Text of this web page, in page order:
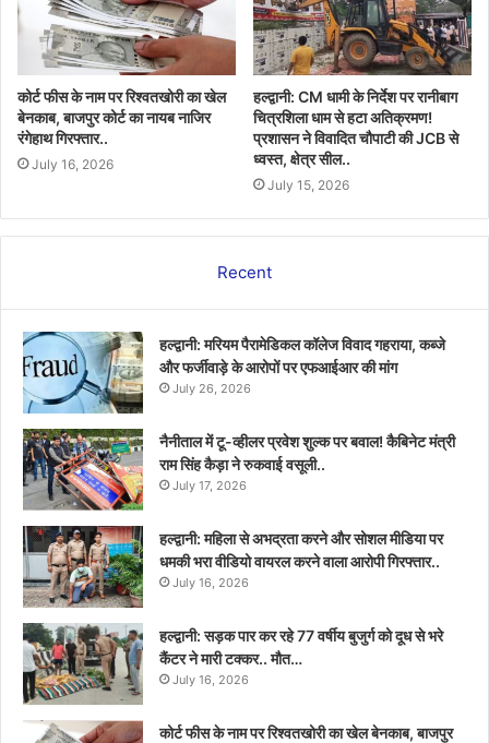
कोर्ट फीस के नाम पर रिश्वतखोरी का खेल
बेनकाब, बाजपुर कोर्ट का नायब नाजिर
रंगेहाथ गिरफ्तार..
July 16, 2026
हल्द्वानी: CM धामी के निर्देश पर रानीबाग
चित्रशिला धाम से हटा अतिक्रमण!
प्रशासन ने विवादित चौपाटी की JCB से
ध्वस्त, क्षेत्र सील..
July 15, 2026
Recent
हल्द्वानी: मरियम पैरामेडिकल कॉलेज विवाद गहराया, कब्जे
और फर्जीवाड़े के आरोपों पर एफआईआर की मांग
July 26, 2026
नैनीताल में टू-व्हीलर प्रवेश शुल्क पर बवाल! कैबिनेट मंत्री
राम सिंह कैड़ा ने रुकवाई वसूली..
July 17, 2026
हल्द्वानी: महिला से अभद्रता करने और सोशल मीडिया पर
धमकी भरा वीडियो वायरल करने वाला आरोपी गिरफ्तार..
July 16, 2026
हल्द्वानी: सड़क पार कर रहे 77 वर्षीय बुजुर्ग को दूध से भरे
कैंटर ने मारी टक्कर.. मौत…
July 16, 2026
कोर्ट फीस के नाम पर रिश्वतखोरी का खेल बेनकाब, बाजपुर